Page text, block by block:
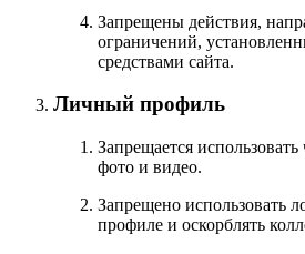
Запрещены действия,
ограничений,
средствами сайта.
Личный профиль
Запрещается
фото и видео.
Запрещено использовать
профиле и оскорблять